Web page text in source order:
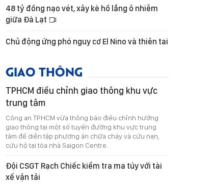
48 tỷ đồng nạo vét, xây kè hồ lắng ô nhiễm
giữa Đà Lạt
Chủ động ứng phó nguy cơ El Nino và thiên tai
GIAO THÔNG
TPHCM điều chỉnh giao thông khu vực
trung tâm
Công an TPHCM vừa thông báo điều chỉnh hướng
giao thông tại một số tuyến đường khu vực trung
tâm để diễn tập phương án chữa cháy và cứu nạn,
cứu hộ tại tòa nhà Saigon Centre.
Đội CSGT Rạch Chiếc kiểm tra ma túy với tài
xế vận tải